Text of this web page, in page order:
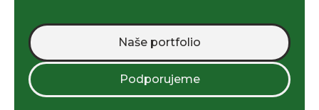
Naše portfolio
Podporujeme